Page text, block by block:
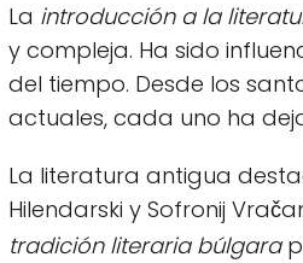
La introducción a la
y compleja. Ha sido
del tiempo. Desde los
actuales, cada uno ha
La literatura antigua
Hilendarski y Sofronij
tradición literaria búlgara